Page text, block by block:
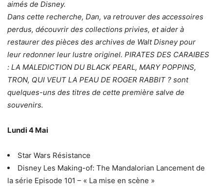
aimés de Disney.
Dans cette recherche, Dan, va retrouver des accessoires
perdus, découvrir des collections privies, et aider à
restaurer des pièces des archives de Walt Disney pour
leur redonner leur lustre originel. PIRATES DES CARAIBES
: LA MALEDICTION DU BLACK PEARL, MARY POPPINS,
TRON, QUI VEUT LA PEAU DE ROGER RABBIT ? sont
quelques-uns des titres de cette première salve de
souvenirs.
Lundi 4 Mai
Star Wars Résistance
Disney Les Making-of: The Mandalorian Lancement de
la série Episode 101 – « La mise en scène »